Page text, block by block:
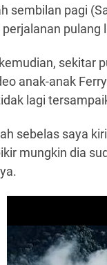
sembilan pagi
pulang
sekitar
anak-anak
lagi
sebelas saya
mungkin dia